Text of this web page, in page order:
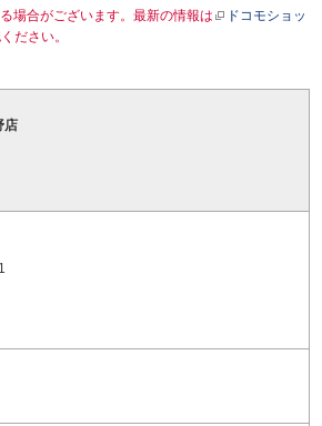
場合がございます。最新の情報は
ドコモショッ
ださい。
店